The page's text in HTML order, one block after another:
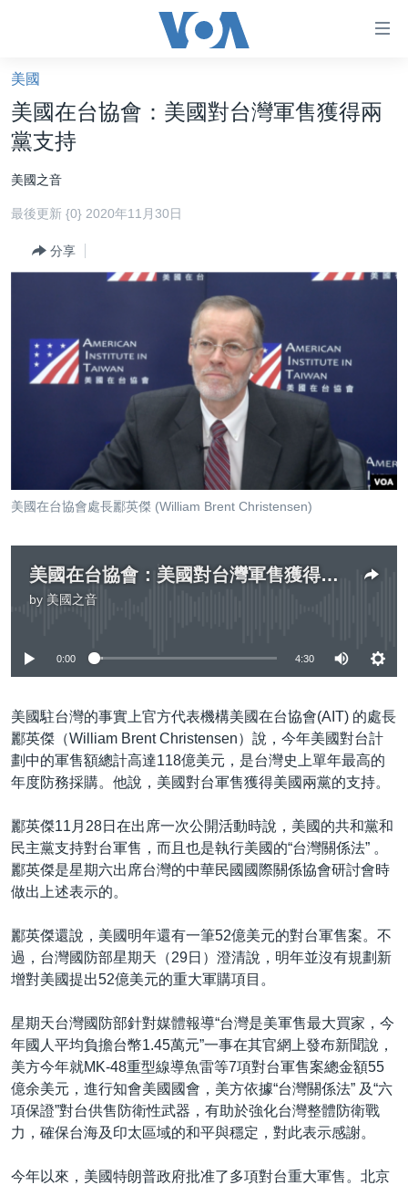
礙
鏈
接
跳
轉
內
美國大選2024
海外港人
美國
視頻
美國專訊
YOUTUBE頻道
新聞音頻
港人港心
建國史話
廣播節目表
國語
其他語言網站
美國
美國在台協會：美國對台灣軍售獲得兩
黨支持
美國之音
最後更新 {0} 2020年11月30日
分享
美國在台協會處長酈英傑 (William Brent Christensen)
美國在台協會：美國對台灣軍售獲得兩黨支持
by 美國之音
0:00 4:30
美國駐台灣的事實上官方代表機構美國在台協會(AIT) 的處長
酈英傑（William Brent Christensen）說，今年美國對台計
劃中的軍售額總計高達118億美元，是台灣史上單年最高的
年度防務採購。他說，美國對台軍售獲得美國兩黨的支持。
酈英傑11月28日在出席一次公開活動時說，美國的共和黨和
民主黨支持對台軍售，而且也是執行美國的“台灣關係法” 。
酈英傑是星期六出席台灣的中華民國國際關係協會研討會時
做出上述表示的。
酈英傑還說，美國明年還有一筆52億美元的對台軍售案。不
過，台灣國防部星期天（29日）澄清說，明年並沒有規劃新
增對美國提出52億美元的重大軍購項目。
星期天台灣國防部針對媒體報導“台灣是美軍售最大買家，今
年國人平均負擔台幣1.45萬元”一事在其官網上發布新聞說，
美方今年就MK-48重型線導魚雷等7項對台軍售案總金額55
億余美元，進行知會美國國會，美方依據“台灣關係法” 及“六
項保證”對台供售防衛性武器，有助於強化台灣整體防衛戰
力，確保台海及印太區域的和平與穩定，對此表示感謝。
今年以來，美國特朗普政府批准了多項對台重大軍售。北京